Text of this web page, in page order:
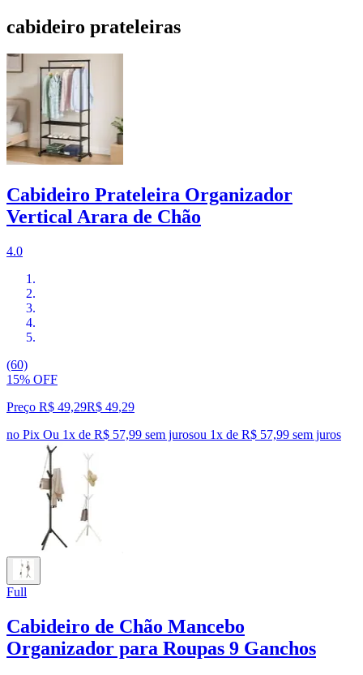
cabideiro prateleiras
Cabideiro Prateleira Organizador
Vertical Arara de Chão
4.0
(60)
15% OFF
Preço R$ 49,29R$ 49,29
no Pix Ou 1x de R$ 57,99 sem jurosou 1x de R$ 57,99 sem juros
Full
Cabideiro de Chão Mancebo
Organizador para Roupas 9 Ganchos